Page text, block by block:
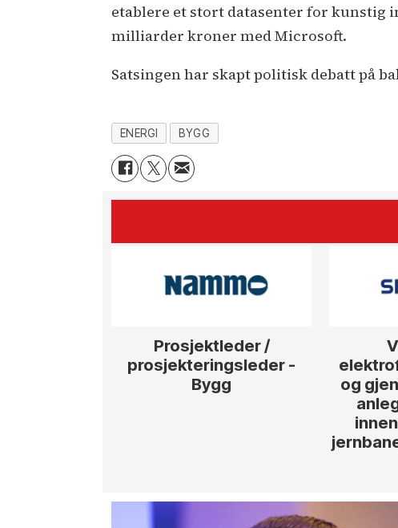
etablere et stort datasenter for kunstig
milliarder kroner med Microsoft.
Satsingen har skapt politisk debatt på
ENERGI BYGG
Prosjektleder /
prosjekteringsleder -
Bygg
og